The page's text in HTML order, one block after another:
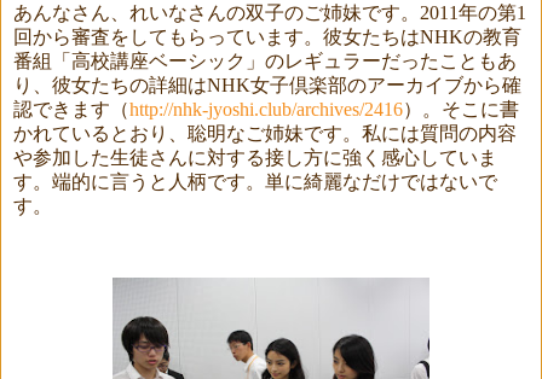
あんなさん、れいなさんの双子のご姉妹です。 2011年の第1
回から審査をしてもらっています。彼女たちはNHKの教育
番組「高校講座ベーシック」のレギュラーだったこともあ
り、彼女たちの詳細はNHK女子倶楽部のアーカイブから確
認できます（http://nhk-jyoshi.club/archives/2416）。そこに書
かれているとおり、聡明なご姉妹です。私には質問の内容
や参加した生徒さんに対する接し方に強く感心していま
す。端的に言うと人柄です。単に綺麗なだけではないで
す。